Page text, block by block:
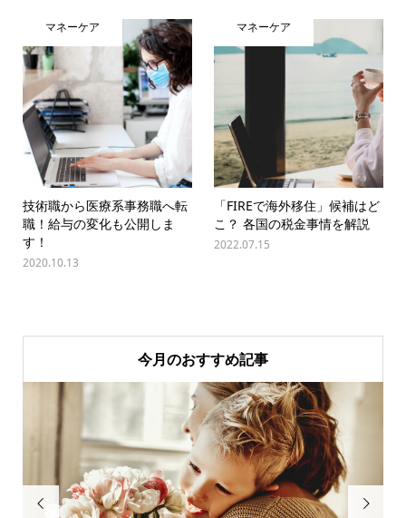
マネーケア
技術職から医療系事務職へ転
職！給与の変化も公開しま
す！
2020.10.13
マネーケア
「FIREで海外移住」候補はど
こ？ 各国の税金事情を解説
2022.07.15
今月のおすすめ記事
 